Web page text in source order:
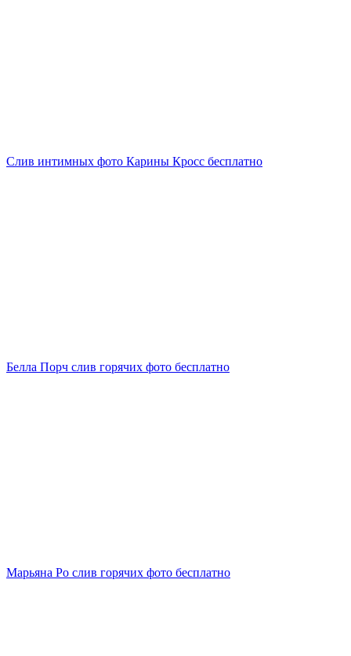
Слив интимных фото Карины Кросс бесплатно
Белла Порч слив горячих фото бесплатно
Марьяна Ро слив горячих фото бесплатно